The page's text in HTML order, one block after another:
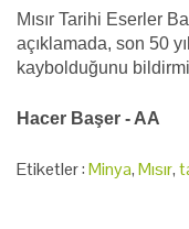
Mısır Tarihi Eserler
açıklamada, son 50
kaybolduğunu
Hacer Başer - AA
Etiketler :Minya,Mısır,